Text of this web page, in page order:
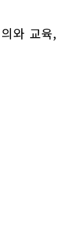
와 교육,